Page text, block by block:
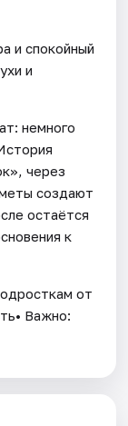
и спокойный
и
немного
через
создают
остаётся
к
от
Важно: